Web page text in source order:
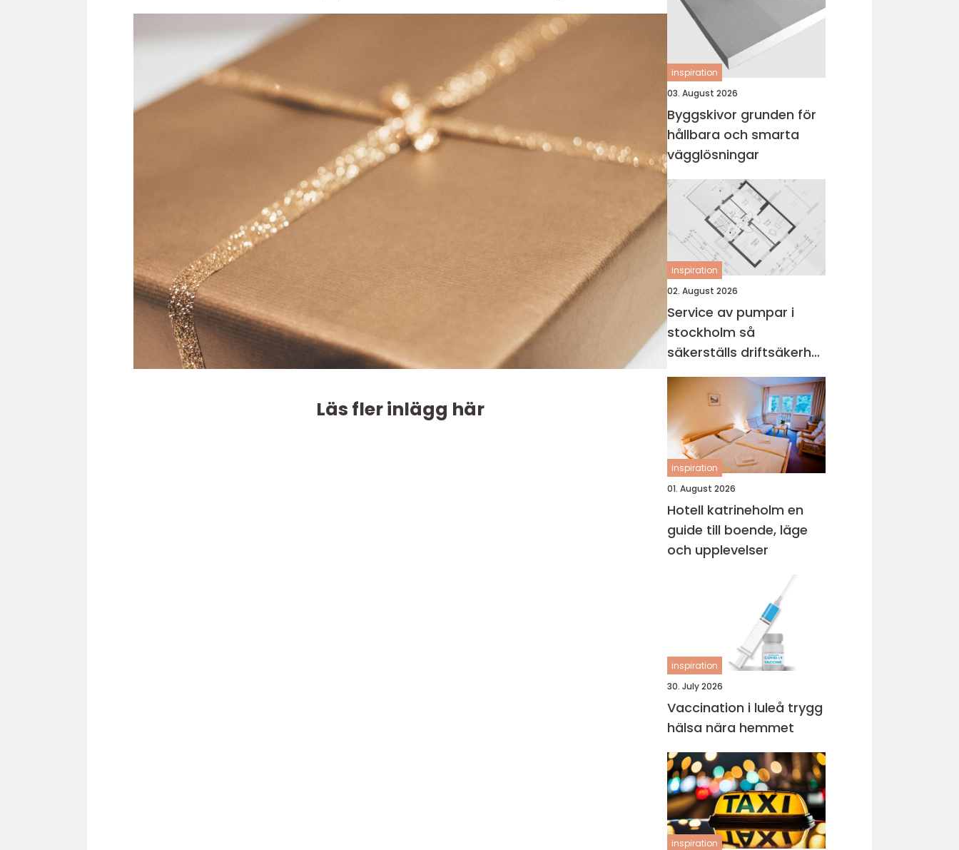
Läs fler inlägg här
inspiration
03. August 2026
Byggskivor grunden för
hållbara och smarta
vägglösningar
inspiration
02. August 2026
Service av pumpar i
stockholm så
säkerställs driftsäkerhet
och ekonomi
inspiration
01. August 2026
Hotell katrineholm en
guide till boende, läge
och upplevelser
inspiration
30. July 2026
Vaccination i luleå trygg
hälsa nära hemmet
inspiration